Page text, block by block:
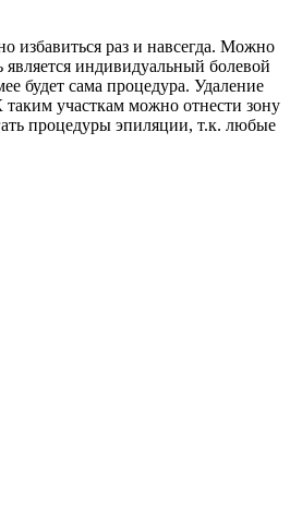
избавиться раз и навсегда. Можно
индивидуальный болевой
будет сама процедура. Удаление
таким участкам можно отнести зону
процедуры эпиляции, т.к. любые